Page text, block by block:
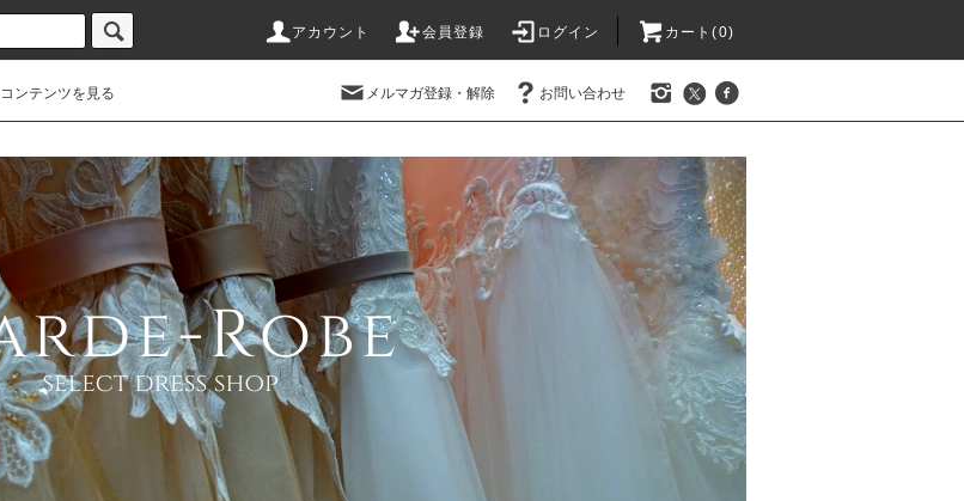
アカウント 会員登録 ログイン カート(0)
コンテンツを見る メルマガ登録・解除 お問い合わせ